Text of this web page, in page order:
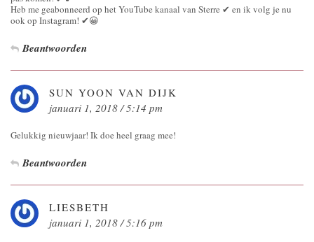
Heb me geabonneerd op het YouTube kanaal van Sterre ✔ en ik volg je nu
ook op Instagram! ✔😀
Beantwoorden
SUN YOON VAN DIJK
januari 1, 2018 / 5:14 pm
Gelukkig nieuwjaar! Ik doe heel graag mee!
Beantwoorden
LIESBETH
januari 1, 2018 / 5:16 pm